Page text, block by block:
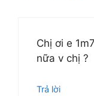
Chị ơi e
nữa v chị ?
Trả lời